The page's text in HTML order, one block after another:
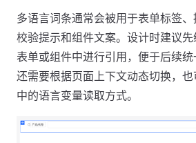
多语言词条通常会被用于表单标签、
校验提示和组件文案。设计时建议
表单或组件中进行引用，便于后续
还需要根据页面上下文动态切换，
中的语言变量读取方式。